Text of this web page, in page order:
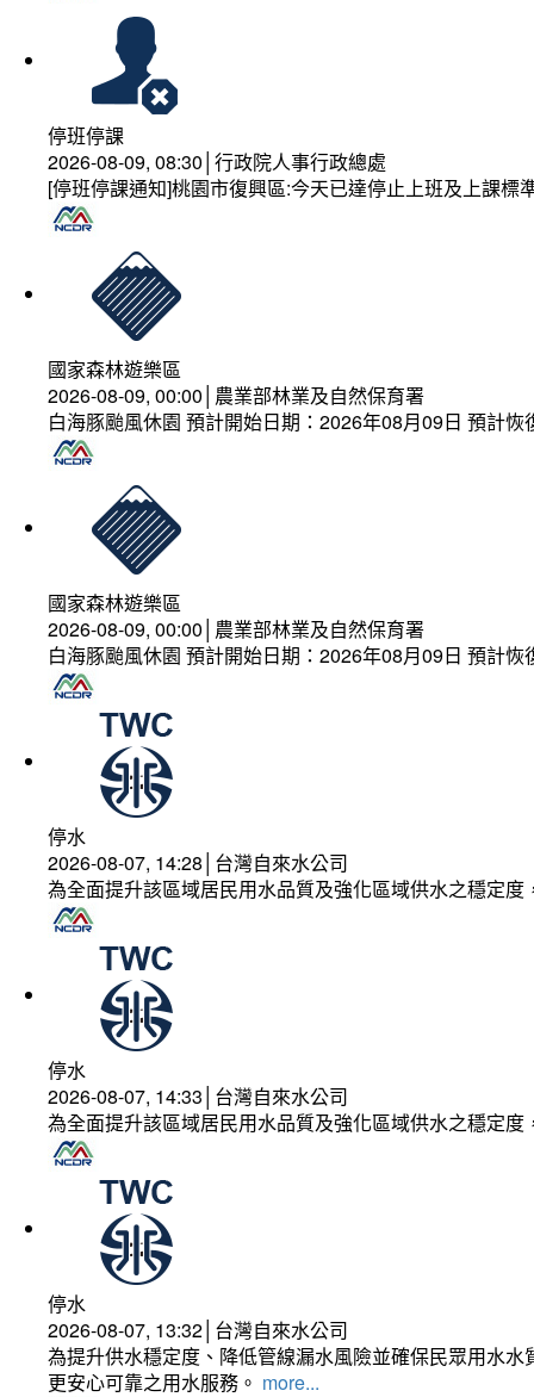
停班停課
2026-08-09, 08:30│行政院人事行政總處
[停班停課通知]桃園市復興區:今天已達停止上班及上課
國家森林遊樂區
2026-08-09, 00:00│農業部林業及自然保育署
白海豚颱風休園 預計開始日期：2026年08月09日 預計
國家森林遊樂區
2026-08-09, 00:00│農業部林業及自然保育署
白海豚颱風休園 預計開始日期：2026年08月09日 預計
停水
2026-08-07, 14:28│台灣自來水公司
為全面提升該區域居民用水品質及強化區域供水之穩定
停水
2026-08-07, 14:33│台灣自來水公司
為全面提升該區域居民用水品質及強化區域供水之穩定
停水
2026-08-07, 13:32│台灣自來水公司
為提升供水穩定度、降低管線漏水風險並確保民眾用水
更安心可靠之用水服務。 more...